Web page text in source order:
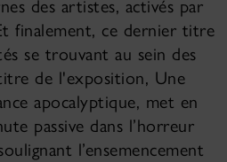
des artistes, activés par
finalement, ce dernier titre
se trouvant au sein des
de l'exposition, Une
apocalyptique, met en
passive dans l’horreur
l’ensemencement